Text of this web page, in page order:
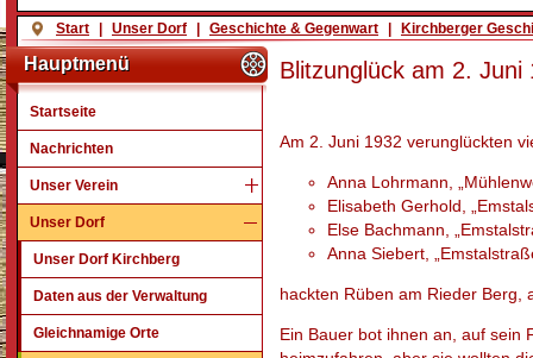
Start Unser Dorf Geschichte & Gegenwart Kirchberger
Hauptmenü
Startseite
Nachrichten
Unser Verein
Unser Dorf
Unser Dorf Kirchberg
Daten aus der Verwaltung
Gleichnamige Orte
Blitzunglück am 2. Juni
Am 2. Juni 1932 verunglückten
Anna Lohrmann,
Elisabeth Gerhold,
Else Bachmann,
Anna Siebert,
hackten Rüben am Rieder Berg,
Ein Bauer bot ihnen an, auf sein